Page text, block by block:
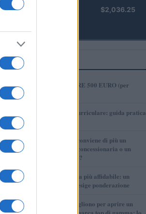
PRIME)
$2,036.25
PIÙ LETTI
1
COME INVESTIRE 500 EURO (per
2
Tirocinio extra-curriculare: guida pratica
3
Per le auto usate conviene di più un
finanziamento in concessionaria o un
prestito personale?
4
La macchina usata più affidabile: un
investimento che esige ponderazione
5
Quanti soldi ci vogliono per aprire un